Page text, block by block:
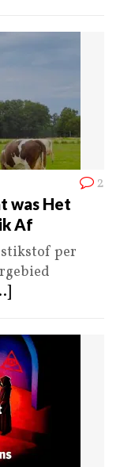
2
was Het
Af
stikstof per